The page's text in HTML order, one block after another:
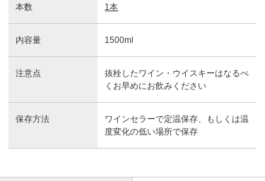
本数 1本
内容量 1500ml
注意点
抜栓したワイン・ウイスキーはなるべ
くお早めにお飲みください
保存方法
ワインセラーで定温保存、もしくは温
度変化の低い場所で保存